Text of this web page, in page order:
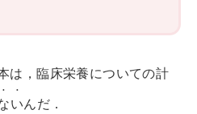
，臨床栄養についての計
いんだ．